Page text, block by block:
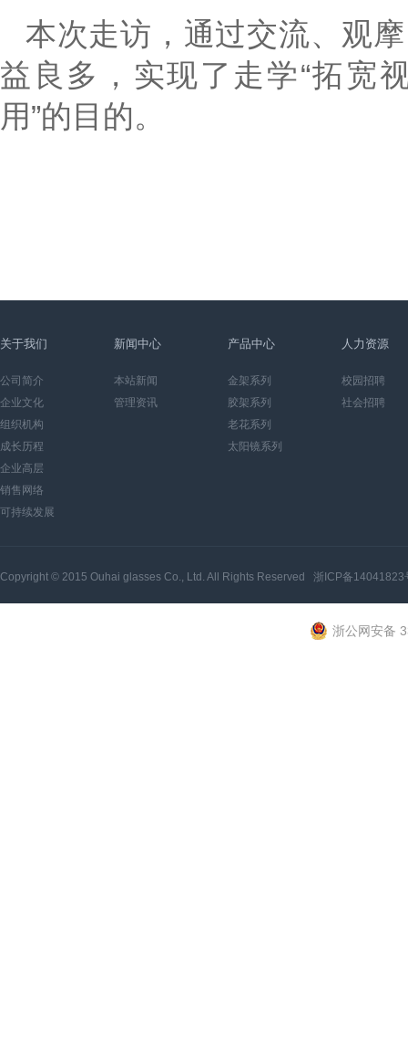
本次走访，通过交流、观
益良多，实现了走学“拓宽
用”的目的。
关于我们
公司简介
企业文化
组织机构
成长历程
企业高层
销售网络
可持续发展
新闻中心
本站新闻
管理资讯
产品中心
金架系列
胶架系列
老花系列
太阳镜系列
人力资源
校园招聘
社会招聘
Copyright © 2015 Ouhai glasses Co., Ltd. All Rights Reserved 浙ICP备14041823
浙公网安备